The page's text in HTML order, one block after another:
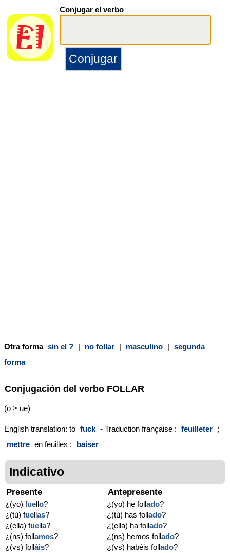
Conjugar el verbo
Otra forma sin el ? | no follar | masculino | segunda
forma
Conjugación del verbo FOLLAR
(o > ue)
English translation: to fuck - Traduction française : feuilleter ;
mettre en feuilles ; baiser
Indicativo
Presente
¿(yo) fuello?
¿(tú) fuellas?
¿(ella) fuella?
¿(ns) follamos?
¿(vs) folláis?
Antepresente
¿(yo) he follado?
¿(tú) has follado?
¿(ella) ha follado?
¿(ns) hemos follado?
¿(vs) habéis follado?